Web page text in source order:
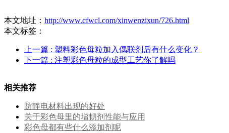
本文地址： http://www.cfwcl.com/xinwenzixun/726.html
本文标签：
上一篇 : 塑料彩色母粒加入偶联剂后有什么变化？
下一篇 : 注塑彩色母粒的成型工艺你了解吗
相关推荐
防静电材料出现的好处
关于彩色母里的增韧剂性能与应用
彩色母都有些什么添加剂呢